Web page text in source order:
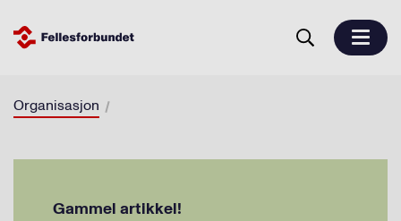
Organisasjon
Gammel artikkel!